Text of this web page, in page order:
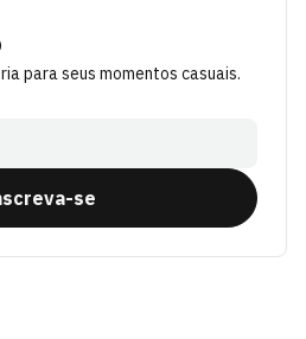
para seus momentos casuais.
se